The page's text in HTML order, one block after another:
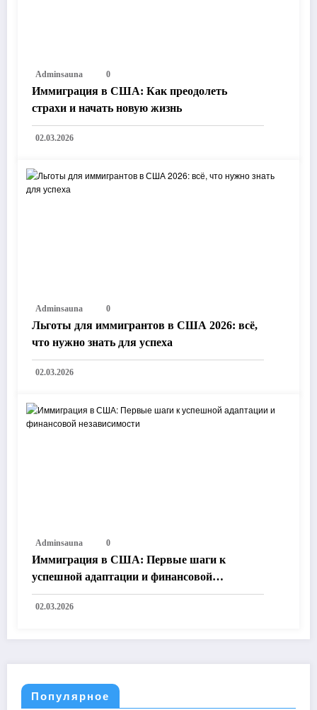
Adminsauna 0
Иммиграция в США: Как преодолеть
страхи и начать новую жизнь
02.03.2026
Adminsauna 0
Льготы для иммигрантов в США 2026: всё,
что нужно знать для успеха
02.03.2026
Adminsauna 0
Иммиграция в США: Первые шаги к
успешной адаптации и финансовой
независимости
02.03.2026
Популярное